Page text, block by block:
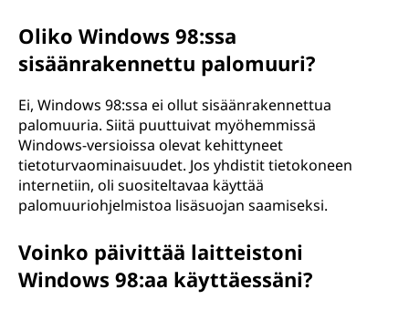
Oliko Windows 98:ssa
sisäänrakennettu palomuuri?
Ei, Windows 98:ssa ei ollut sisäänrakennettua
palomuuria. Siitä puuttuivat myöhemmissä
Windows-versioissa olevat kehittyneet
tietoturvaominaisuudet. Jos yhdistit tietokoneen
internetiin, oli suositeltavaa käyttää
palomuuriohjelmistoa lisäsuojan saamiseksi.
Voinko päivittää laitteistoni
Windows 98:aa käyttäessäni?